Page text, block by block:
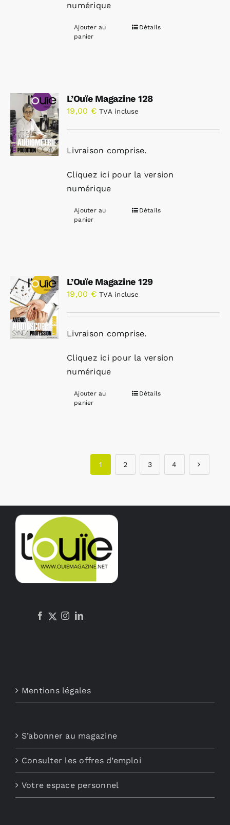
numérique
Ajouter au
panier
Détails
L’Ouïe Magazine 128
19,00 € TVA incluse
Livraison comprise.
Cliquez ici pour la version
numérique
Ajouter au
panier
Détails
L’Ouïe Magazine 129
19,00 € TVA incluse
Livraison comprise.
Cliquez ici pour la version
numérique
Ajouter au
panier
Détails
1 2 3 4
Mentions légales
S’abonner au magazine
Consulter les offres d’emploi
Votre espace personnel